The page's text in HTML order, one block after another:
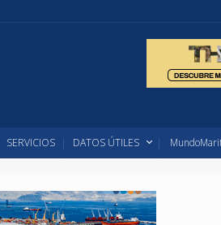
SERVICIOS DATOS ÚTILES